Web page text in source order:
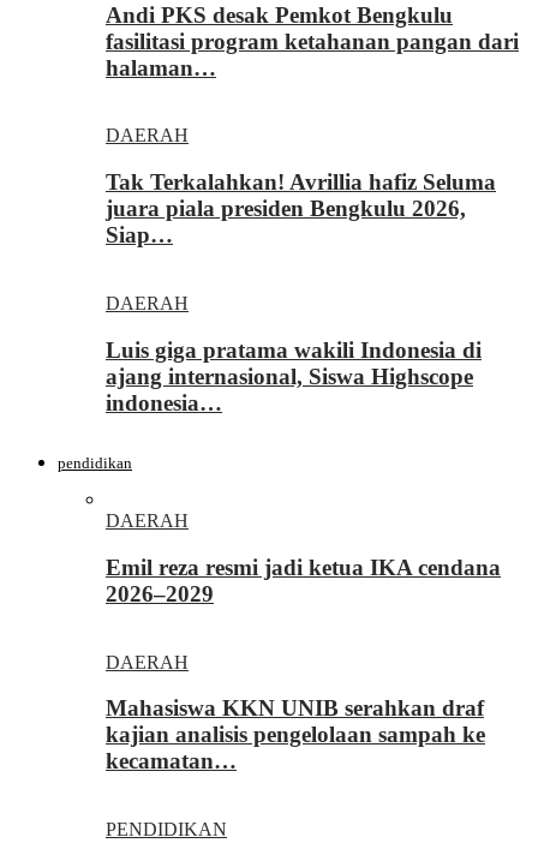
Andi PKS desak Pemkot Bengkulu
fasilitasi program ketahanan pangan dari
halaman…
DAERAH
Tak Terkalahkan! Avrillia hafiz Seluma
juara piala presiden Bengkulu 2026,
Siap…
DAERAH
Luis giga pratama wakili Indonesia di
ajang internasional, Siswa Highscope
indonesia…
pendidikan
DAERAH
Emil reza resmi jadi ketua IKA cendana
2026–2029
DAERAH
Mahasiswa KKN UNIB serahkan draf
kajian analisis pengelolaan sampah ke
kecamatan…
PENDIDIKAN